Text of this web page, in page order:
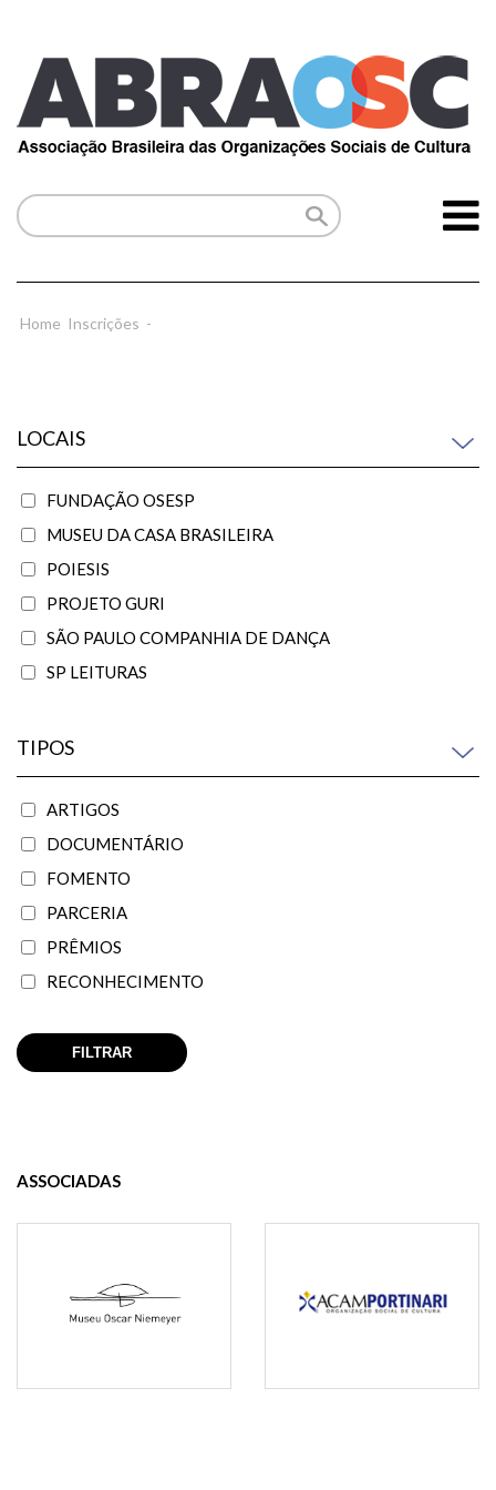
Home Inscrições -
LOCAIS
FUNDAÇÃO OSESP
MUSEU DA CASA BRASILEIRA
POIESIS
PROJETO GURI
SÃO PAULO COMPANHIA DE DANÇA
SP LEITURAS
TIPOS
ARTIGOS
DOCUMENTÁRIO
FOMENTO
PARCERIA
PRÊMIOS
RECONHECIMENTO
ASSOCIADAS